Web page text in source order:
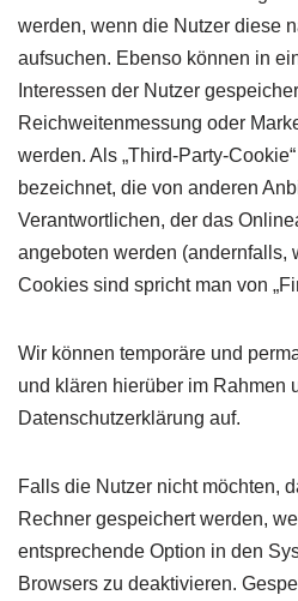
werden, wenn die Nutzer diese
aufsuchen. Ebenso können in
Interessen der Nutzer
Reichweitenmessung oder
werden. Als „Third-Party-
bezeichnet, die von anderen
Verantwortlichen, der das
angeboten werden (andernfalls,
Cookies sind spricht man von
Wir können temporäre und
und klären hierüber im Rahmen
Datenschutzerklärung auf.
Falls die Nutzer nicht möchten,
Rechner gespeichert werden,
entsprechende Option in den
Browsers zu deaktivieren.